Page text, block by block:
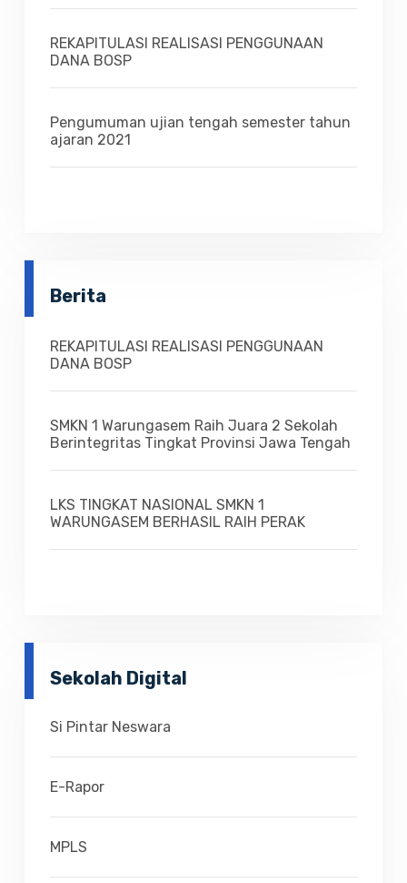
REKAPITULASI REALISASI PENGGUNAAN
DANA BOSP
Pengumuman ujian tengah semester tahun
ajaran 2021
Berita
REKAPITULASI REALISASI PENGGUNAAN
DANA BOSP
SMKN 1 Warungasem Raih Juara 2 Sekolah
Berintegritas Tingkat Provinsi Jawa Tengah
LKS TINGKAT NASIONAL SMKN 1
WARUNGASEM BERHASIL RAIH PERAK
Sekolah Digital
Si Pintar Neswara
E-Rapor
MPLS